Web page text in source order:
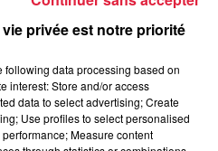
privée est notre priorité
following data processing based on
interest: Store and/or access
data to select advertising; Create
Use profiles to select personalised
Measure content